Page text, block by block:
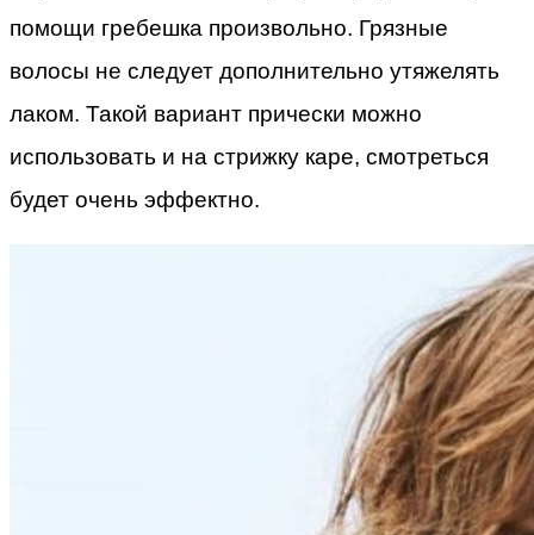
помощи гребешка произвольно. Грязные
волосы не следует дополнительно утяжелять
лаком. Такой вариант прически можно
использовать и на стрижку каре, смотреться
будет очень эффектно.